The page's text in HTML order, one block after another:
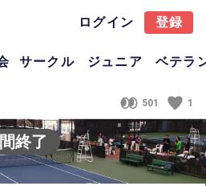
ログイン 登録
サークル ジュニア ベテラ
501 1
終了